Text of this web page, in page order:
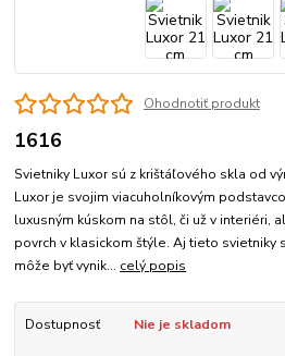
Ohodnotiť produkt
1616
Svietniky Luxor sú z krištáľového skla od
Luxor je svojim viacuholníkovým
luxusným kúskom na stôl, či už v interiéri,
povrch v klasickom štýle. Aj tieto svietniky
môže byť vynik... celý popis
Dostupnosť Nie je skladom